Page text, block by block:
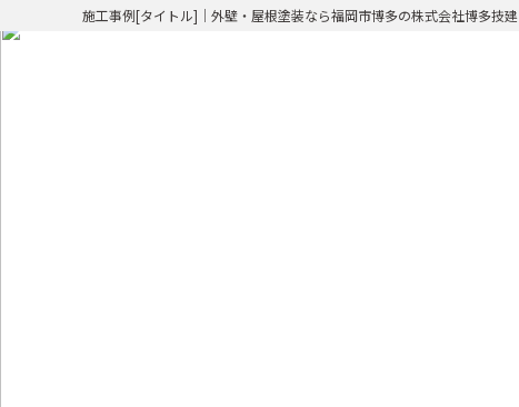
施工事例[タイトル]｜外壁・屋根塗装なら福岡市博多の株式会社博多技建